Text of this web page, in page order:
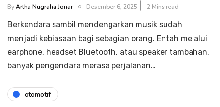
ByArtha Nugraha Jonar Desember 6, 2025 2 Mins read
Berkendara sambil mendengarkan musik sudah
menjadi kebiasaan bagi sebagian orang. Entah melalui
earphone, headset Bluetooth, atau speaker tambahan,
banyak pengendara merasa perjalanan…
otomotif